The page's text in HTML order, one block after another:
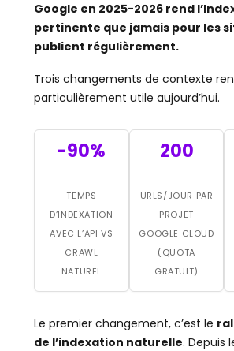
Google en 2025-2026 rend
pertinente que jamais pour les
publient régulièrement.
Trois changements de contexte
particulièrement utile aujourd’hui.
-90%
TEMPS
D’INDEXATION
AVEC L’API VS
CRAWL
NATUREL
200
URLS/JOUR PAR
PROJET
GOOGLE CLOUD
(QUOTA
GRATUIT)
Le premier changement, c’est le
de l’indexation naturelle. Depuis